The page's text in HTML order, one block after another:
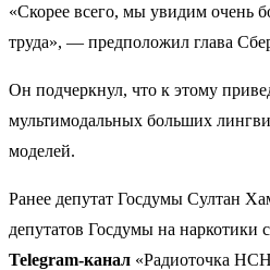
«Скорее всего, мы увидим очень
труда», — предположил глава
Он подчеркнул, что к этому
мультимодальных больших
моделей.
Ранее депутат Госдумы Султан
депутатов Госдумы на
Telegram-канал «Радиоточка